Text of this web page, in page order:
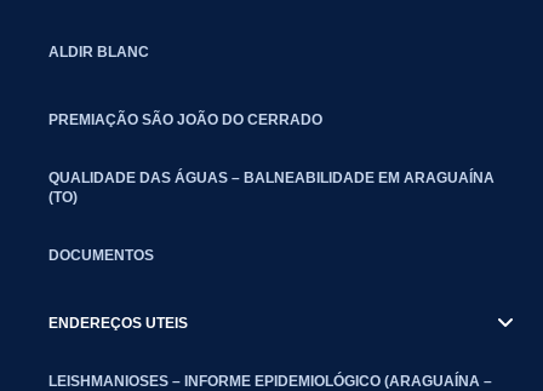
ALDIR BLANC
PREMIAÇÃO SÃO JOÃO DO CERRADO
QUALIDADE DAS ÁGUAS – BALNEABILIDADE EM ARAGUAÍNA
(TO)
DOCUMENTOS
ENDEREÇOS UTEIS
LEISHMANIOSES – INFORME EPIDEMIOLÓGICO (ARAGUAÍNA –